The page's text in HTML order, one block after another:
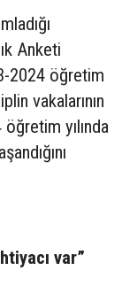
Anketi
2024 öğretim
vakalarının
yılında
var”